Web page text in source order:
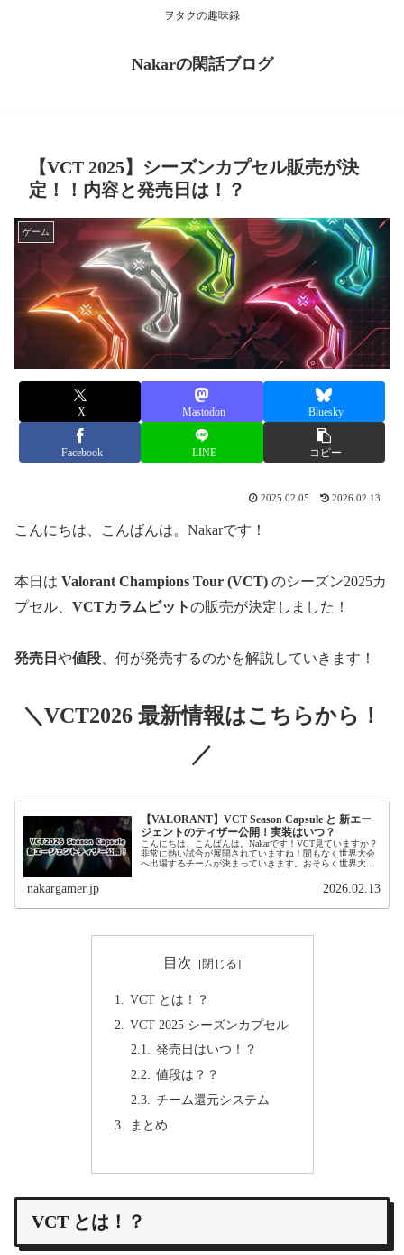
ヲタクの趣味録
Nakarの閑話ブログ
【VCT 2025】シーズンカプセル販売が決
定！！内容と発売日は！？
ゲーム
X Mastodon Bluesky
Facebook LINE コピー
2025.02.05 2026.02.13
こんにちは、こんばんは。Nakarです！
本日は Valorant Champions Tour (VCT) のシーズン2025カ
プセル、 VCTカラムビットの販売が決定しました！
発売日 や値段 、何が発売するのかを解説していきます！
＼VCT2026 最新情報はこちらから！
／
【VALORANT】VCT Season Capsule と 新エー
ジェントのティザー公開！実装はいつ？
こんにちは、こんばんは。Nakarです！VCT見ていますか？
非常に熱い試合が展開されていますね！間もなく世界大会
へ出場するチームが決まっていきます。おそらく世界大会
nakargamer.jp 2026.02.13
目次
VCT とは！？
VCT 2025 シーズンカプセル
発売日はいつ！？
値段は？？
チーム還元システム
まとめ
VCT とは！？